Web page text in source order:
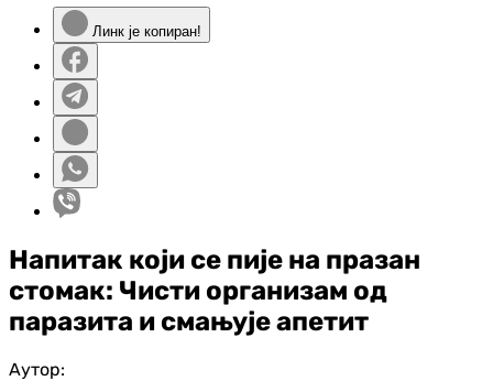
Линк је копиран!
Напитак који се пије на празан
стомак: Чисти организам од
паразита и смањује апетит
Аутор: